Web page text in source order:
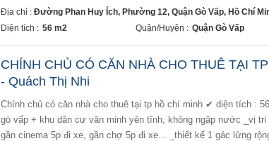
Địa chỉ : Đường Phan Huy Ích, Phường 12, Quận Gò Vấp, Hồ Chí
Diện tích : 56 m2 Quận/Huyện : Quận Gò Vấp
CHÍNH CHỦ CÓ CĂN NHÀ CHO THUÊ TẠI
- Quách Thị Nhi
chính chủ có căn nhà cho thuê tại tp hồ chí minh ✔ diện tích : 56m2 + địa chỉ : 362/25/6u phan huy ích, p.12
gò vấp + khu dân cư văn minh yên tĩnh, không ngập nước _vị
gần cinema 5p đi xe, gần chợ 5p đi xe... _thiết kế 1 gác lửng